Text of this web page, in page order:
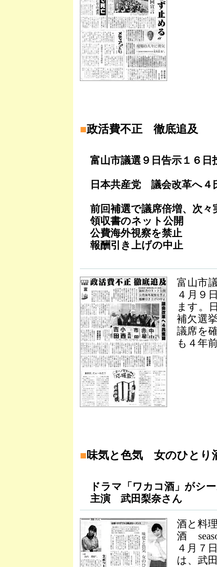
■政活費不正 徹底追及
富山市議選９日告示１６日
日本共産党 議会改革へ４
前回補選で議席倍増、次々
領収書のネット公開
公費海外視察を禁止
報酬引き上げの中止
富山市
４月９
ます。
補欠選
議席を
も４年
■味気と色気 女のひとり
ドラマ「ワカコ酒」がシ
主演 武田梨奈さん
酒と料
酒
４月７
は、武